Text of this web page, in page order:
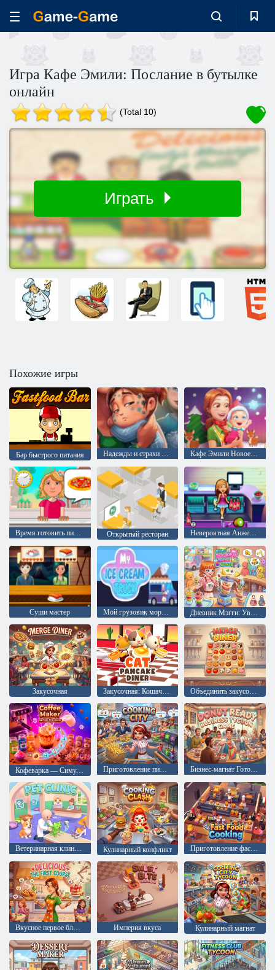
Игра Кафе Эмили: Послание в бутылке
онлайн
(Total 10)
Играть
Похожие игры
Бар быстрого питания Надежды и страхи Эмили Кафе Эмили Новое начало Рождественский выпуск
Время готовить пиццу Открытый ресторан Невероятная Анжела: Возвращение в школу
Суши мастер Мой грузовик мороженого Дневник Мэгги: Увлечение смузи
Закусочная Закусочная: Кошачьи блины Объединить закусочную
Кофеварка — Симулятор бариста Приготовление пищи в городе Бизнес-магнат Готовим к пончики
Ветеринарная клиника Кулинарный конфликт Приготовление фастфуда
Вкусное первое блюдо Империя вкуса Кулинарный магнат